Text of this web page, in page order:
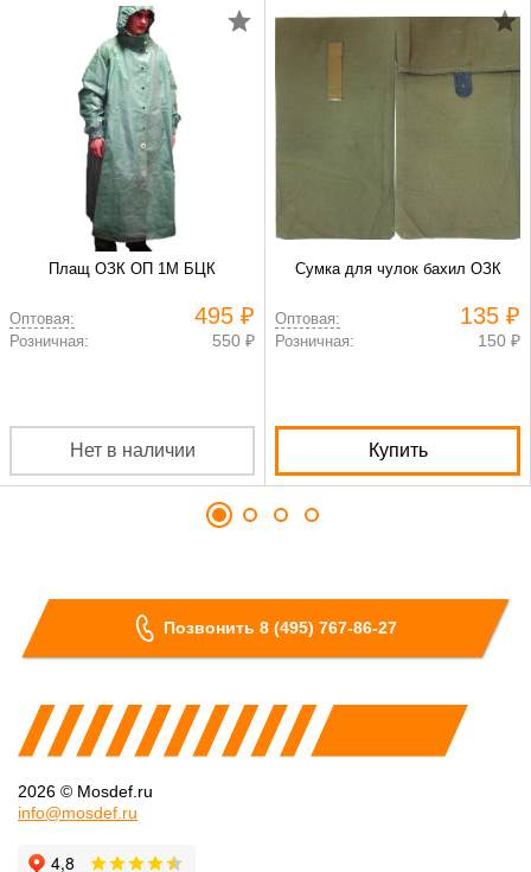
Плащ ОЗК ОП 1М БЦК
Оптовая: 495 ₽
Розничная: 550 ₽
Нет в наличии
Сумка для чулок бахил ОЗК
Оптовая: 135 ₽
Розничная: 150 ₽
Купить
Позвонить 8 (495) 767-86-27
2026 © Mosdef.ru
info@mosdef.ru